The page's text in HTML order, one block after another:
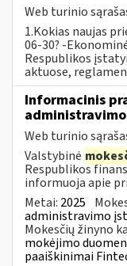
Web turinio
1.Kokias naujas
06-30? -
Respublikos
aktuose,
Informacinis
Web turinio
Valstybinė
Respublikos
informuoja apie
Metai: 2025
administravimo
Mokesčių žinyno
mokėjimo
paaiškinimai